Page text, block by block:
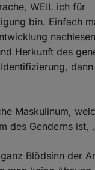
WEIL ich für
bin. Einfach
Herkunft des
Maskulinum,
des Genderns ist,
Blödsinn der